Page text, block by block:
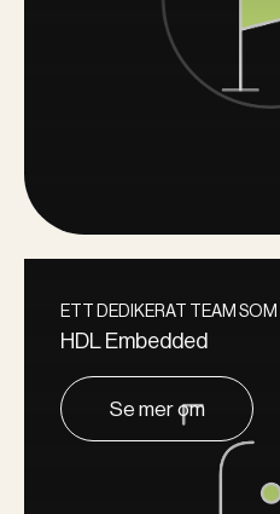
ETT DEDIKERAT TEAM SOM
HDL Embedded
Se mer om